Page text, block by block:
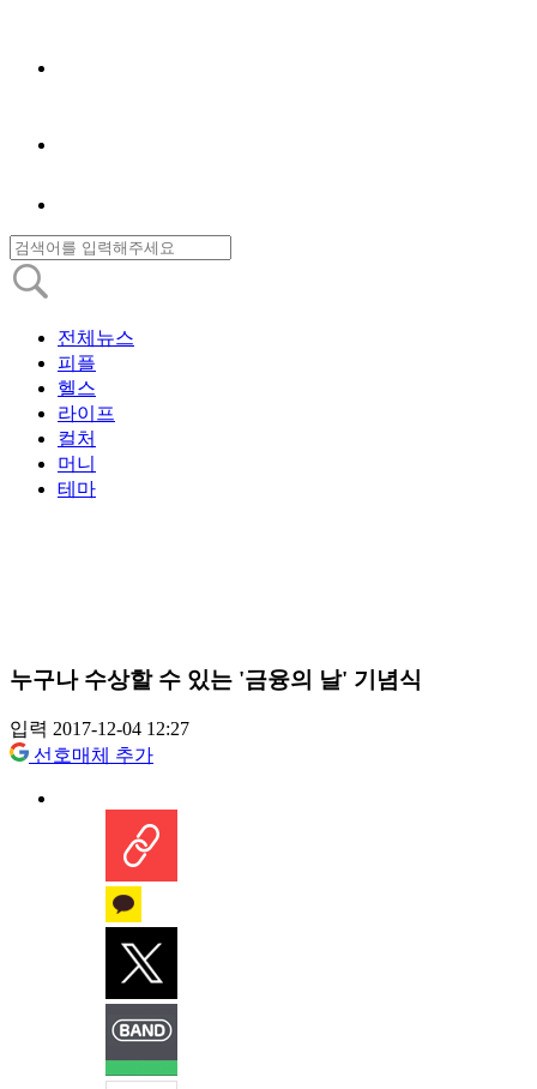
전체뉴스
피플
헬스
라이프
컬처
머니
테마
누구나 수상할 수 있는 '금융의 날' 기념식
입력 2017-12-04 12:27
선호매체 추가